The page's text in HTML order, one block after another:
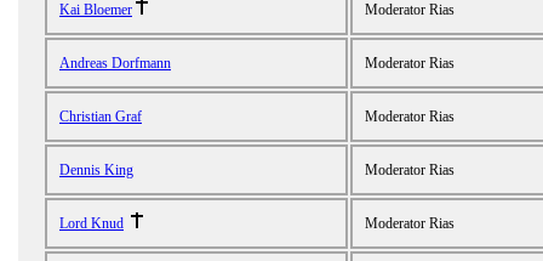
Kai Bloemer Moderator Rias
Andreas Dorfmann Moderator Rias
Christian Graf Moderator Rias
Dennis King Moderator Rias
Lord Knud Moderator Rias